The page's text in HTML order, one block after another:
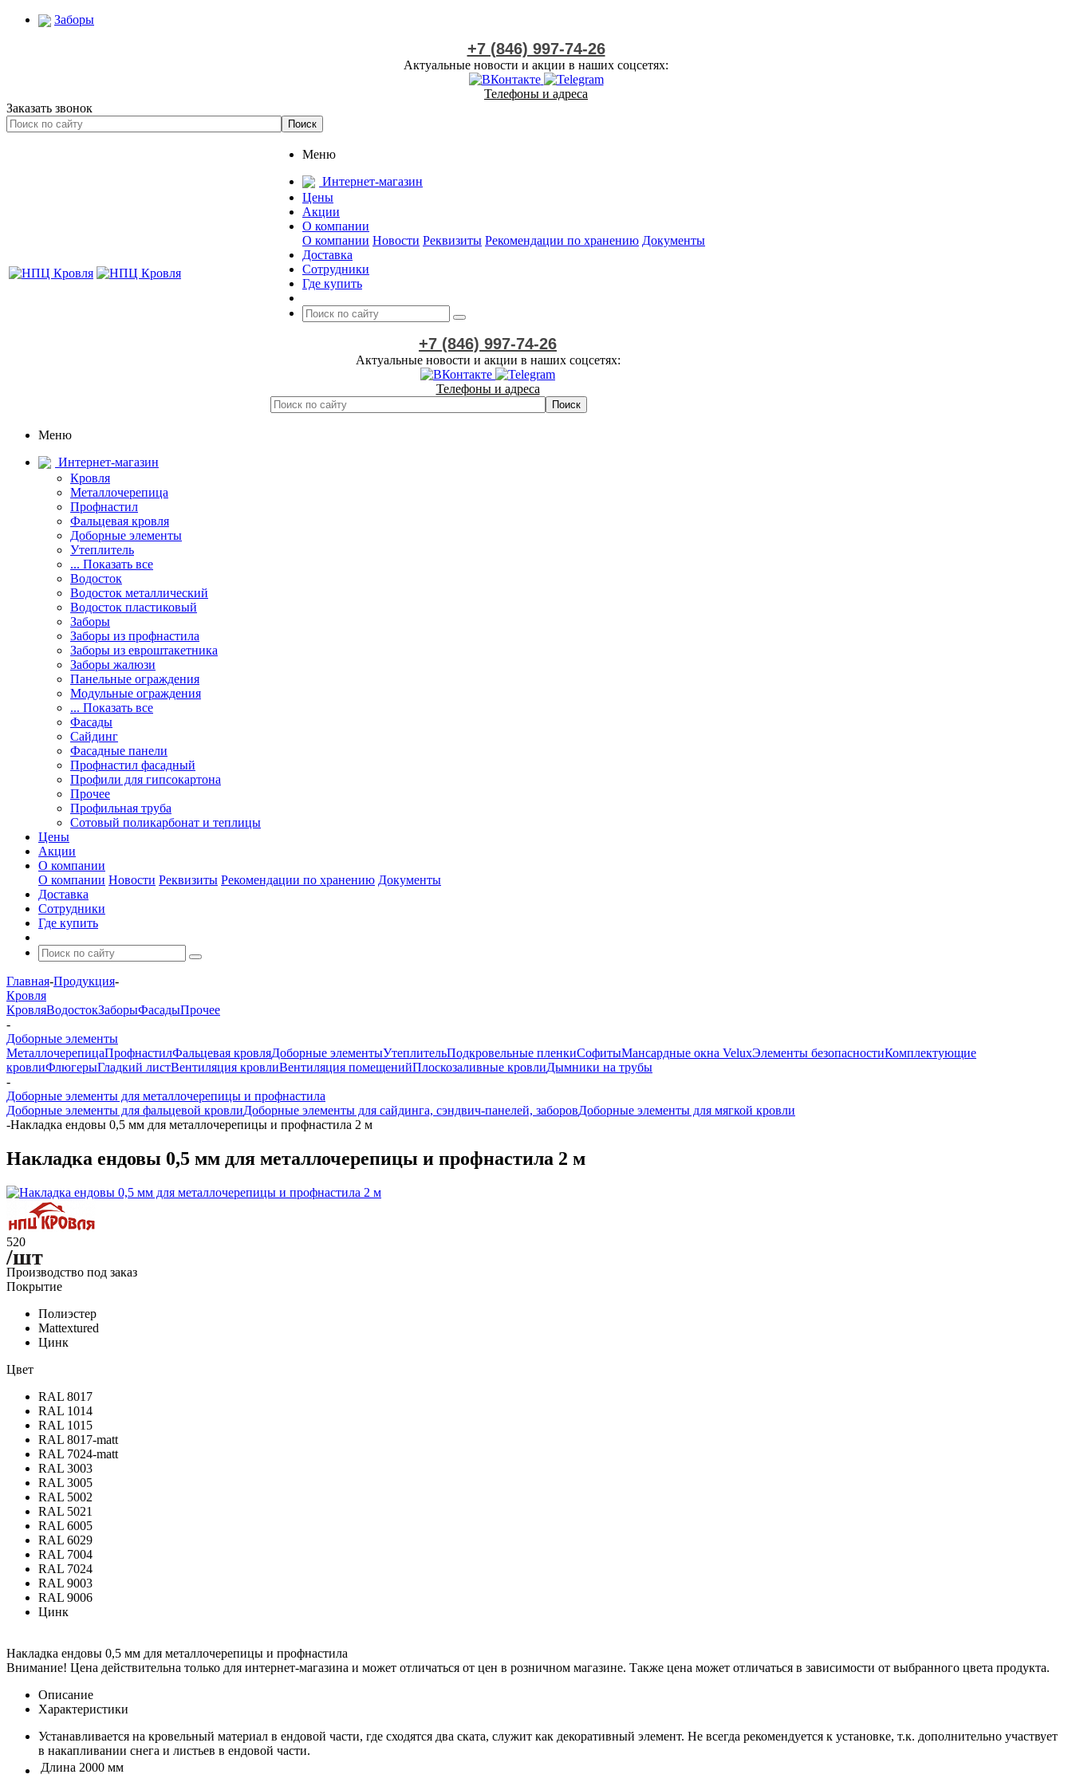
Заборы
+7 (846) 997-74-26
Актуальные новости и акции в наших соцсетях:
Телефоны и адреса
Заказать звонок
Меню
Интернет-магазин
Цены
Акции
О компании
О компании Новости Реквизиты Рекомендации по хранению Документы
Доставка
Сотрудники
Где купить
+7 (846) 997-74-26
Актуальные новости и акции в наших соцсетях:
Телефоны и адреса
Меню
Интернет-магазин
Кровля
Металлочерепица
Профнастил
Фальцевая кровля
Доборные элементы
Утеплитель
... Показать все
Водосток
Водосток металлический
Водосток пластиковый
Заборы
Заборы из профнастила
Заборы из евроштакетника
Заборы жалюзи
Панельные ограждения
Модульные ограждения
... Показать все
Фасады
Сайдинг
Фасадные панели
Профнастил фасадный
Профили для гипсокартона
Прочее
Профильная труба
Сотовый поликарбонат и теплицы
Цены
Акции
О компании
О компании Новости Реквизиты Рекомендации по хранению Документы
Доставка
Сотрудники
Где купить
Главная-Продукция-
Кровля
КровляВодостокЗаборыФасадыПрочее
-
Доборные элементы
МеталлочерепицаПрофнастилФальцевая кровляДоборные элементыУтеплительПодкровельные пленкиСофитыМансардные окна VeluxЭлементы безопасностиКомплектующие
кровлиФлюгерыГладкий листВентиляция кровлиВентиляция помещенийПлоскозаливные кровлиДымники на трубы
-
Доборные элементы для металлочерепицы и профнастила
Доборные элементы для фальцевой кровлиДоборные элементы для сайдинга, сэндвич-панелей, заборовДоборные элементы для мягкой кровли
-Накладка ендовы 0,5 мм для металлочерепицы и профнастила 2 м
Накладка ендовы 0,5 мм для металлочерепицы и профнастила 2 м
520
/шт
Производство под заказ
Покрытие
Полиэстер
Mattextured
Цинк
Цвет
RAL 8017
RAL 1014
RAL 1015
RAL 8017-matt
RAL 7024-matt
RAL 3003
RAL 3005
RAL 5002
RAL 5021
RAL 6005
RAL 6029
RAL 7004
RAL 7024
RAL 9003
RAL 9006
Цинк
Накладка ендовы 0,5 мм для металлочерепицы и профнастила
Внимание! Цена действительна только для интернет-магазина и может отличаться от цен в розничном магазине. Также цена может отличаться в зависимости от выбранного цвета продукта.
Описание
Характеристики
Устанавливается на кровельный материал в ендовой части, где сходятся два ската, служит как декоративный элемент. Не всегда рекомендуется к установке, т.к. дополнительно участвует
в накапливании снега и листьев в ендовой части.
Длина 2000 мм